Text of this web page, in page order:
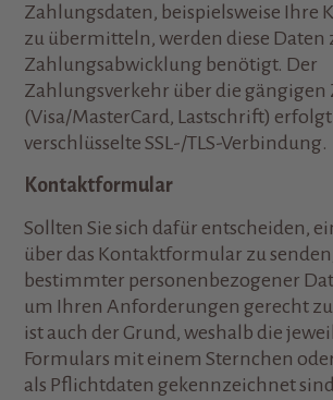
Zahlungsdaten, beispielsweise Ihre
zu übermitteln, werden diese Daten
Zahlungsabwicklung benötigt. Der
Zahlungsverkehr über die gängigen
(Visa/MasterCard, Lastschrift)
verschlüsselte SSL-/TLS-Verbindung.
Kontaktformular
Sollten Sie sich dafür entscheiden,
über das Kontaktformular zu
bestimmter personenbezogener
um Ihren Anforderungen gerecht
ist auch der Grund, weshalb die
Formulars mit einem Sternchen
als Pflichtdaten gekennzeichnet